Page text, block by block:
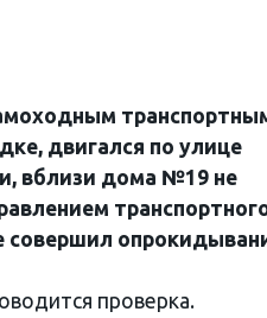
двигался по улице
вблизи дома №19 не
совершил
проверка.